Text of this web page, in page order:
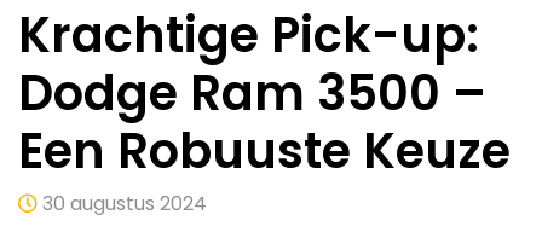
Krachtige Pick-up:
Dodge Ram 3500 –
Een Robuuste Keuze
30 augustus 2024